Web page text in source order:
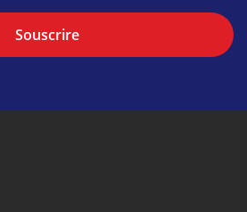
Souscrire